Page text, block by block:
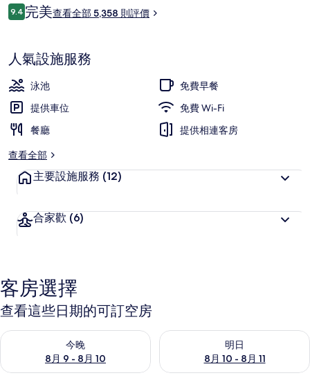
片
評
價
9.49.4 分，滿分 10 分，
完美查看全部 5,358 則評價
人氣設施服務
泳池
免費早餐
提供車位
免費 Wi-Fi
餐廳
提供相連客房
查看全部
主要設施服務 (12)
合家歡 (6)
客房選擇
查看這些日期的可訂空房
今晚
8月 9 - 8月 10
查看今晚 8月 9 - 8月 10的可訂空房
明日
8月 10 - 8月 11
查看明日 8月 10 - 8月 11的可